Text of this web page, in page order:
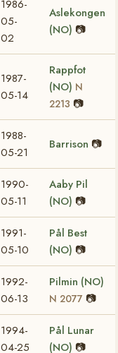
1986-
05-
02
Aslekongen
(NO) 📷
1987-
05-14
Rappfot
(NO) N
2213 📷
1988-
05-21
Barrison 📷
1990-
05-11
Aaby Pil
(NO) 📷
1991-
05-10
Pål Best
(NO) 📷
1992-
06-13
Pilmin (NO)
N 2077 📷
1994-
04-25
Pål Lunar
(NO) 📷